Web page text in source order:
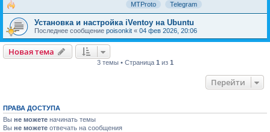
MTProto
Telegram
Установка и настройка iVentoy на Ubuntu
Последнее сообщение poisonkit « 04 фев 2026, 20:06
Новая тема
3 темы • Страница 1 из 1
Перейти
ПРАВА ДОСТУПА
Вы не можете начинать темы
Вы не можете отвечать на сообщения